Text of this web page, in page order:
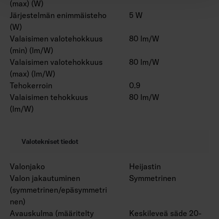
(max) (W)
Järjestelmän enimmäisteho
(W)
5 W
Valaisimen valotehokkuus
(min) (lm/W)
80 lm/W
Valaisimen valotehokkuus
(max) (lm/W)
80 lm/W
Tehokerroin
0.9
Valaisimen tehokkuus
(lm/W)
80 lm/W
Valotekniset tiedot
Valonjako
Heijastin
Valon jakautuminen
(symmetrinen/epäsymmetri
nen)
Symmetrinen
Avauskulma (määritelty
Keskileveä säde 20-